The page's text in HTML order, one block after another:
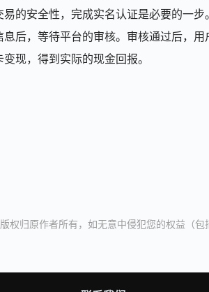
的安全性，完成实名认证是必要的一
后，等待平台的审核。审核通过后，
现，得到实际的现金回报。
权归原作者所有，如无意中侵犯您的权益（包